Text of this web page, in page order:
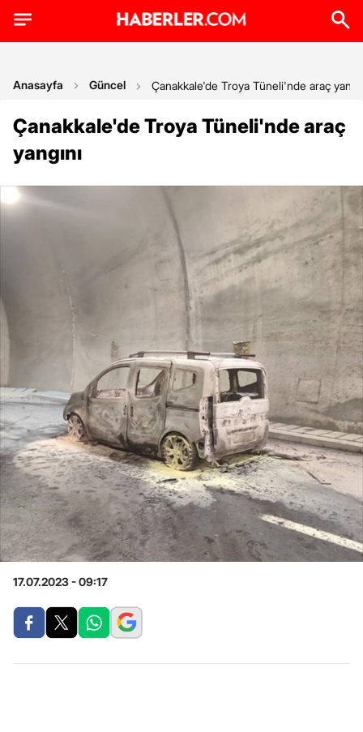
Anasayfa Güncel Çanakkale'de Troya Tüneli'nde araç
Çanakkale'de Troya Tüneli'nde araç
yangını
17.07.2023 - 09:17